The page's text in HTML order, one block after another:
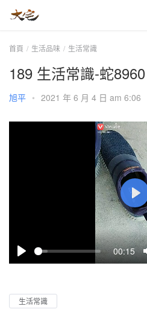
首頁 生活品味 生活常識
189 生活常識-蛇8960
旭平 • 2021 年 6 月 4 日 am 6:06
P
a
00:15
P
l
a
y
生活常識